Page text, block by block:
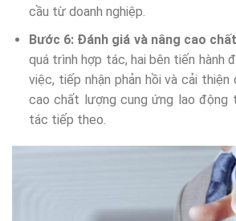
cầu từ doanh nghiệp.
Bước 6: Đánh giá và nâng cao
quá trình hợp tác, hai bên tiến hành
việc, tiếp nhận phản hồi và cải thiện
cao chất lượng cung ứng lao động
tác tiếp theo.